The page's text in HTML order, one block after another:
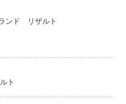
ンド リザルト
ト